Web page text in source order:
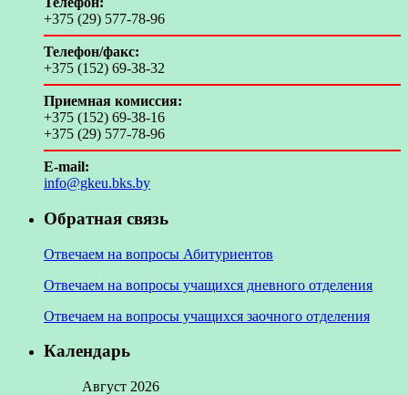
+375 (29) 577-78-96
Телефон/факс:
+375 (152) 69-38-32
Приемная комиссия:
+375 (152) 69-38-16
+375 (29) 577-78-96
E-mail:
info@gkeu.bks.by
Обратная связь
Отвечаем на вопросы Абитуриентов
Отвечаем на вопросы учащихся дневного отделения
Отвечаем на вопросы учащихся заочного отделения
Календарь
Август 2026